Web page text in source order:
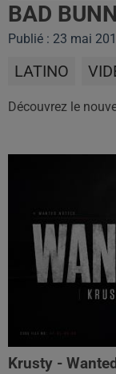
BAD
Publié : 23 mai
LATINO
Découvrez le
Krusty - Wanted